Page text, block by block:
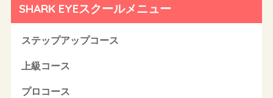
SHARK EYEスクールメニュー
ステップアップコース
上級コース
プロコース